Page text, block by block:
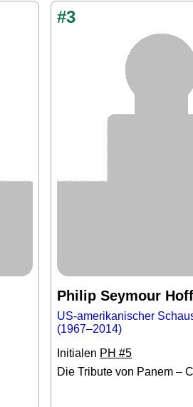
#3
Philip Seymour
US-amerikanischer
(1967–2014)
Initialen PH #5
Die Tribute von Panem –